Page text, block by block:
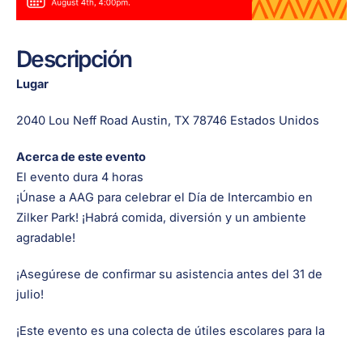
Descripción
Lugar
2040 Lou Neff Road Austin, TX 78746 Estados Unidos
Acerca de este evento
El evento dura 4 horas
¡Únase a AAG para celebrar el Día de Intercambio en
Zilker Park! ¡Habrá comida, diversión y un ambiente
agradable!
¡Asegúrese de confirmar su asistencia antes del 31 de
julio!
¡Este evento es una colecta de útiles escolares para la